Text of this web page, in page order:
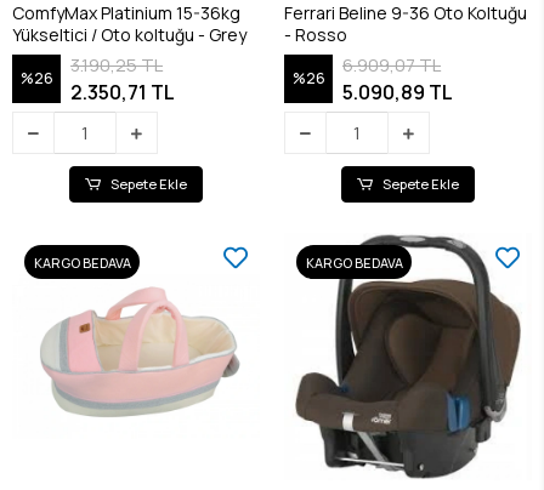
ComfyMax Platinium 15-36kg
Yükseltici / Oto koltuğu - Grey
%26
3.190,25 TL
2.350,71 TL
Sepete Ekle
Ferrari Beline 9-36 Oto Koltuğu
- Rosso
%26
6.909,07 TL
5.090,89 TL
Sepete Ekle
KARGO BEDAVA KARGO BEDAVA